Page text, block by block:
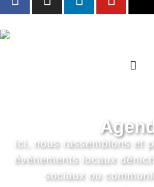
Ici, nous rassemblons et
événements locaux
sociaux ou